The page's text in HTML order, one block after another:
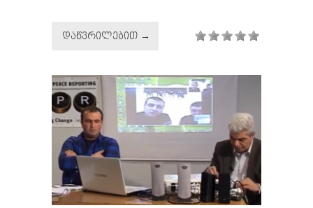
ᲓᲐᲬᲕᲠᲘᲚᲔᲑᲘᲗ →